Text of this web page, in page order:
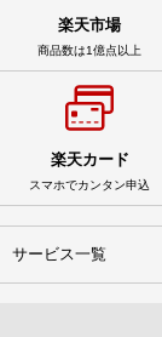
楽天市場
商品数は1億点以上
楽天カード
スマホでカンタン申込
サービス一覧